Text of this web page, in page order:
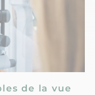
de la vue